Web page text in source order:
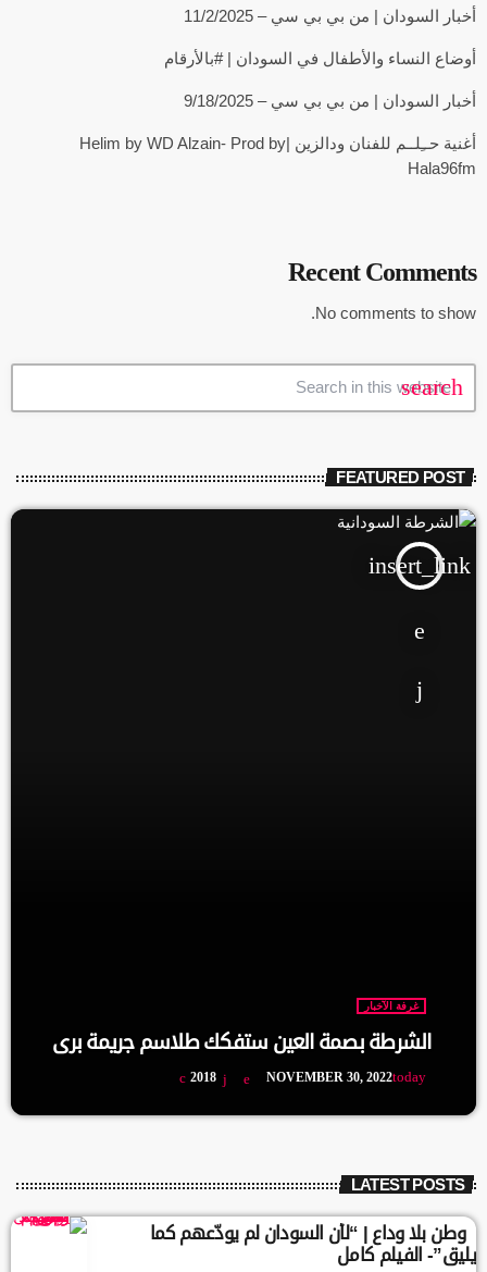
أخبار السودان | من بي بي سي – 11/2/2025
أوضاع النساء والأطفال في السودان | #بالأرقام
أخبار السودان | من بي بي سي – 9/18/2025
أغنية حــِلــم للفنان ودالزين |Helim by WD Alzain- Prod by
Hala96fm
Recent Comments
No comments to show.
search
FEATURED POST
insert_link
غرفة الآخبار
الشرطة بصمة العين ستفكك طلاسم جريمة بري
today
NOVEMBER 30, 2022
2018
LATEST POSTS
وطن بلا وداع | “لأن السودان لم يودّعهم كما
يليق”- الفيلم كامل